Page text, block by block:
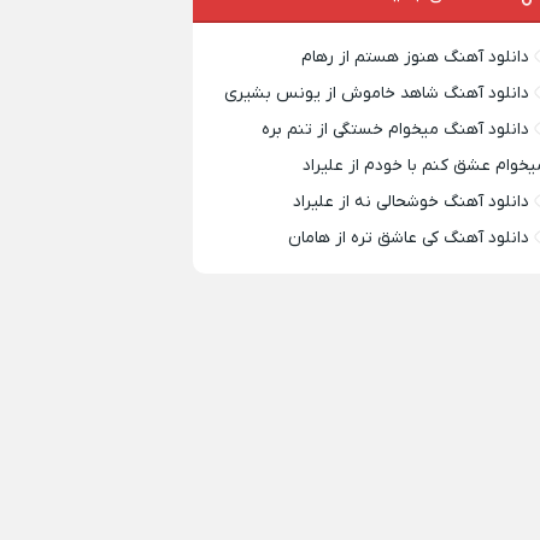
دانلود آهنگ هنوز هستم از رهام
دانلود آهنگ شاهد خاموش از یونس بشیری
دانلود آهنگ میخوام خستگی از تنم بره
عشق کنم با خودم از علیراد
دانلود آهنگ خوشحالی نه از علیراد
دانلود آهنگ کی عاشق تره از هامان